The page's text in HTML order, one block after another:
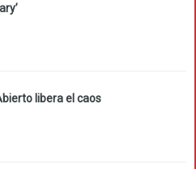
libera el caos